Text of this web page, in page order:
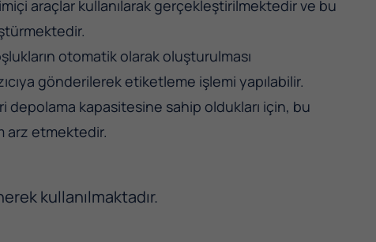
araçlar kullanılarak gerçekleştirilmektedir ve bu
otomatik olarak oluşturulması
gönderilerek etiketleme işlemi yapılabilir.
depolama kapasitesine sahip oldukları için, bu
arz etmektedir.
kullanılmaktadır.